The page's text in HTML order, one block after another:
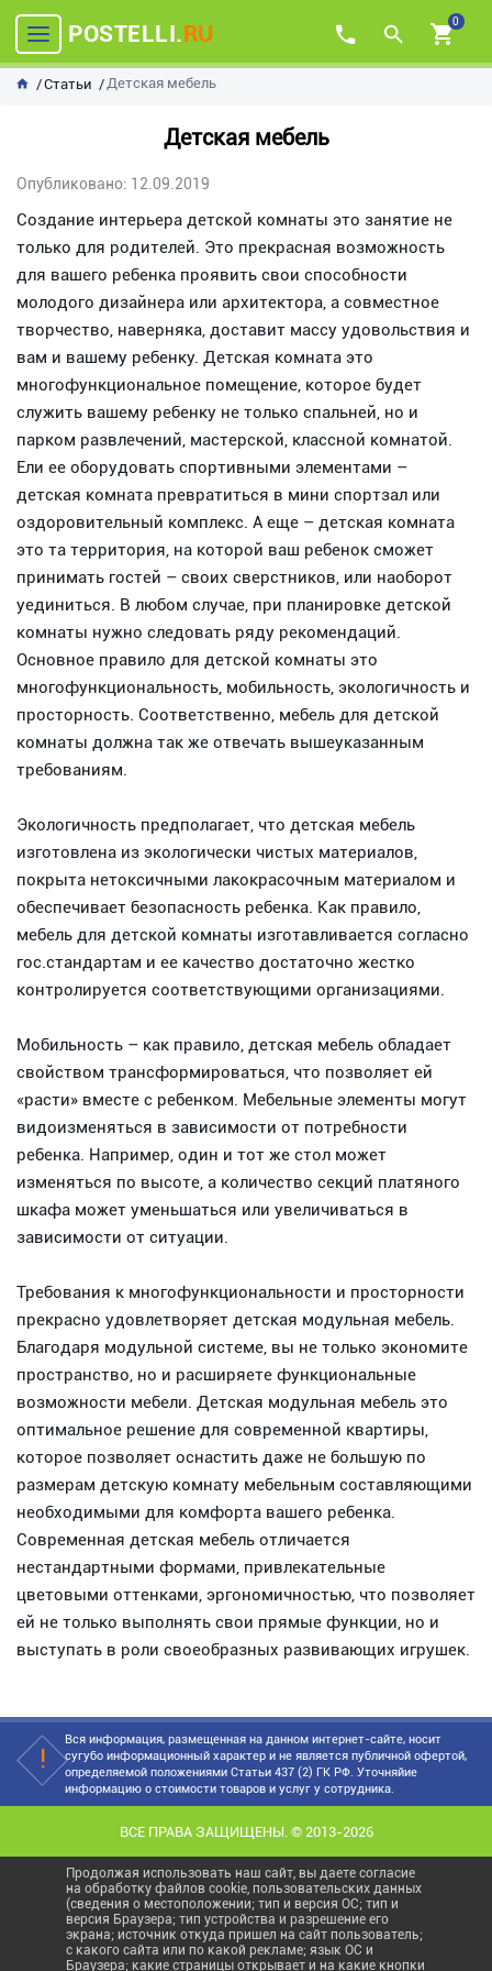
POSTELLI.RU 0
Статьи Детская мебель
Детская мебель
Опубликовано: 12.09.2019
Создание интерьера детской комнаты это занятие не
только для родителей. Это прекрасная возможность
для вашего ребенка проявить свои способности
молодого дизайнера или архитектора, а совместное
творчество, наверняка, доставит массу удовольствия и
вам и вашему ребенку. Детская комната это
многофункциональное помещение, которое будет
служить вашему ребенку не только спальней, но и
парком развлечений, мастерской, классной комнатой.
Ели ее оборудовать спортивными элементами –
детская комната превратиться в мини спортзал или
оздоровительный комплекс. А еще – детская комната
это та территория, на которой ваш ребенок сможет
принимать гостей – своих сверстников, или наоборот
уединиться. В любом случае, при планировке детской
комнаты нужно следовать ряду рекомендаций.
Основное правило для детской комнаты это
многофункциональность, мобильность, экологичность и
просторность. Соответственно, мебель для детской
комнаты должна так же отвечать вышеуказанным
требованиям.
Экологичность предполагает, что детская мебель
изготовлена из экологически чистых материалов,
покрыта нетоксичными лакокрасочным материалом и
обеспечивает безопасность ребенка. Как правило,
мебель для детской комнаты изготавливается согласно
гос.стандартам и ее качество достаточно жестко
контролируется соответствующими организациями.
Мобильность – как правило, детская мебель обладает
свойством трансформироваться, что позволяет ей
«расти» вместе с ребенком. Мебельные элементы могут
видоизменяться в зависимости от потребности
ребенка. Например, один и тот же стол может
изменяться по высоте, а количество секций платяного
шкафа может уменьшаться или увеличиваться в
зависимости от ситуации.
Требования к многофункциональности и просторности
прекрасно удовлетворяет детская модульная мебель.
Благодаря модульной системе, вы не только экономите
пространство, но и расширяете функциональные
возможности мебели. Детская модульная мебель это
оптимальное решение для современной квартиры,
которое позволяет оснастить даже не большую по
размерам детскую комнату мебельным составляющими
необходимыми для комфорта вашего ребенка.
Современная детская мебель отличается
нестандартными формами, привлекательные
цветовыми оттенками, эргономичностью, что позволяет
ей не только выполнять свои прямые функции, но и
выступать в роли своеобразных развивающих игрушек.
Вся информация, размещенная на данном интернет-сайте, носит
сугубо информационный характер и не является публичной офертой,
определяемой положениями Статьи 437 (2) ГК РФ. Уточняйие
информацию о стоимости товаров и услуг у сотрудника.
ВСЕ ПРАВА ЗАЩИЩЕНЫ. © 2013-2026
Продолжая использовать наш сайт, вы даете согласие
на обработку файлов cookie, пользовательских данных
(сведения о местоположении; тип и версия ОС; тип и
версия Браузера; тип устройства и разрешение его
экрана; источник откуда пришел на сайт пользователь;
с какого сайта или по какой рекламе; язык ОС и
Браузера; какие страницы открывает и на какие кнопки